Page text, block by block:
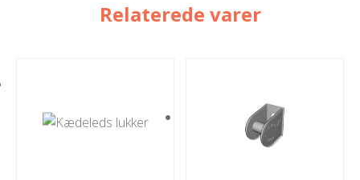
Relaterede varer